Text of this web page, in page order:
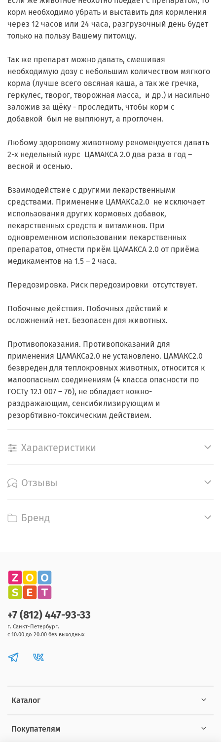
корм необходимо убрать и выставить для кормления
через 12 часов или 24 часа, разгрузочный день будет
только на пользу Вашему питомцу.
Так же препарат можно давать, смешивая
необходимую дозу с небольшим количеством мягкого
корма (лучше всего овсяная каша, а так же гречка,
геркулес, творог, творожная масса, и др.) и насильно
заложив за щёку - проследить, чтобы корм с
добавкой был не выплюнут, а проглочен.
Любому здоровому животному рекомендуется давать
2-х недельный курс ЦАМАКСА 2.0 два раза в год –
весной и осенью.
Взаимодействие с другими лекарственными
средствами. Применение ЦАМАКСа2.0 не исключает
использования других кормовых добавок,
лекарственных средств и витаминов. При
одновременном использовании лекарственных
препаратов, отнести приём ЦАМАКСА 2.0 от приёма
медикаментов на 1.5 – 2 часа.
Передозировка. Риск передозировки отсутствует.
Побочные действия. Побочных действий и
осложнений нет. Безопасен для животных.
Противопоказания. Противопоказаний для
применения ЦАМАКСа2.0 не установлено. ЦАМАКС2.0
безвреден для теплокровных животных, относится к
малоопасным соединениям (4 класса опасности по
ГОСТу 12.1 007 – 76), не обладает кожно-
раздражающим, сенсибилизирующим и
резорбтивно-токсическим действием.
Характеристики
Отзывы
Бренд
Каталог
Покупателям
+7 (812) 447-93-33
г. Санкт-Петербург.
с 10.00 до 20.00 без выходных